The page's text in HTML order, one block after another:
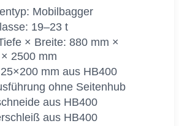
mm
240 cm
Mo­bil­bag­ger
19–23 t
× Brei­te: 880 mm ×
2500 mm
mm aus HB400
ohne Sei­ten­hub
aus HB400
aus HB400